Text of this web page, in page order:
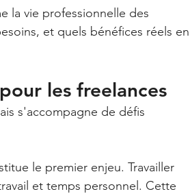
la vie professionnelle des
et quels bénéfices réels en
les freelances
s'accompagne de défis
le premier enjeu. Travailler
et temps personnel. Cette